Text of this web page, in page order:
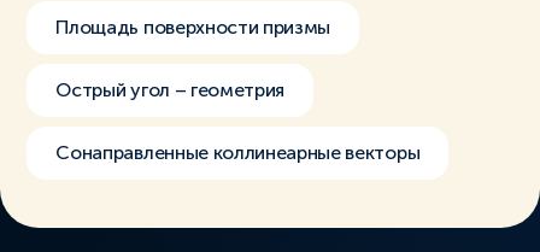
Площадь поверхности призмы
Острый угол – геометрия
Сонаправленные коллинеарные векторы